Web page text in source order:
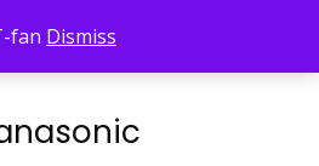
fan Dismiss